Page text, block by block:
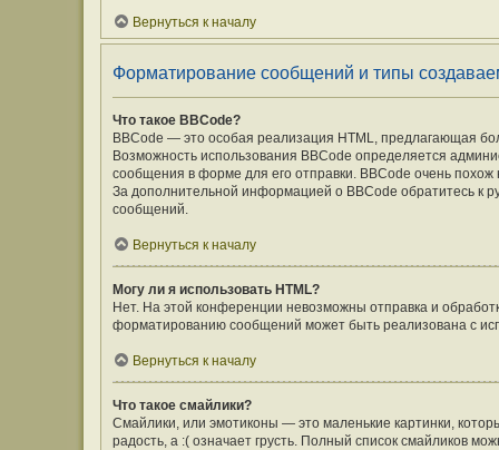
Вернуться к началу
Форматирование сообщений и типы
Что такое BBCode?
BBCode — это особая реализация HTML, предлагающая
Возможность использования BBCode определяется
сообщения в форме для его отправки. BBCode очень похож
За дополнительной информацией о BBCode обратитесь к
сообщений.
Вернуться к началу
Могу ли я использовать HTML?
Нет. На этой конференции невозможны отправка и
форматированию сообщений может быть реализована с
Вернуться к началу
Что такое смайлики?
Смайлики, или эмотиконы — это маленькие картинки,
радость, а :( означает грусть. Полный список смайликов